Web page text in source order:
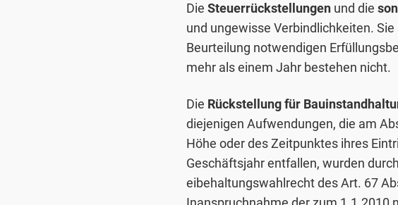
DieSteuerrückstellungen und die
und ungewisse Verbindlichkeiten.
Beurteilung notwendigen
mehr als einem Jahr bestehen nicht.
Die Rückstellung für
diejenigen Aufwendungen, die am
Höhe oder des Zeitpunktes ihres
Geschäftsjahr entfallen, wurden
eibehaltungswahlrecht des Art. 67